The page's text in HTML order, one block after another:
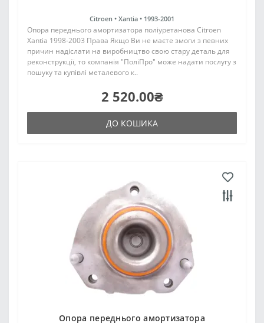
Citroen • Xantia • 1993-2001
Опора переднього амортизатора поліуретанова Citroen
Xantia 1998-2003 Права Якщо Ви не маєте змоги з певних
причин надіслати на виробництво свою стару деталь для
реконструкції, то компанія "ПоліПро" може надати послугу з
пошуку та купівлі металевого к..
2 520.00₴
ДО КОШИКА
Опора переднього амортизатора